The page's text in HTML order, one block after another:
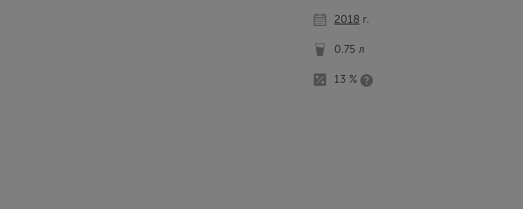
2018 г.
0.75 л
13 %